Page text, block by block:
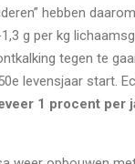
hebben
g per kg
tegen te
levensjaar start.
1 procent per